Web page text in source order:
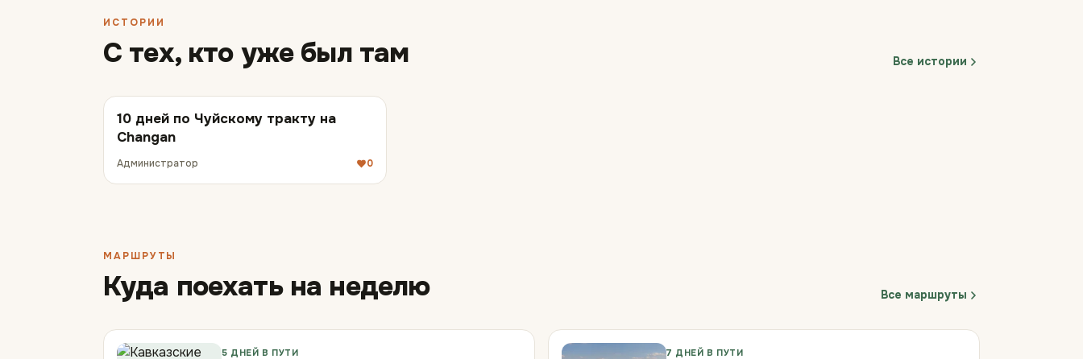
ИСТОРИИ
С тех, кто уже был там Все истории
10 дней по Чуйскому тракту на
Changan
Администратор 0
МАРШРУТЫ
Куда поехать на неделю Все маршруты
5 ДНЕЙ В ПУТИ 7 ДНЕЙ В ПУТИ